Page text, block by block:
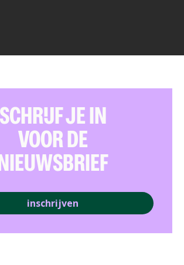
SCHRIJF JE IN
VOOR DE
inschrijven